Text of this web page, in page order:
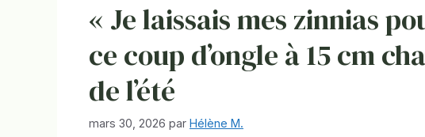
« Je laissais mes zinnias
ce coup d’ongle à 15 cm
de l’été
mars 30, 2026 par Hélène M.